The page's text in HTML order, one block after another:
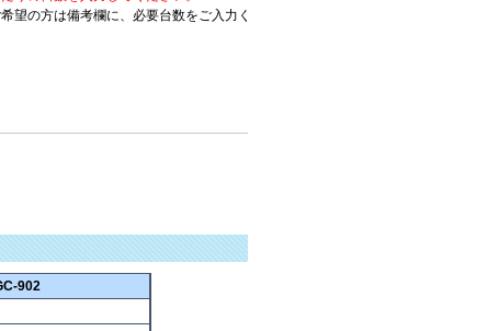
望の方は備考欄に、必要台数をご入力く
902